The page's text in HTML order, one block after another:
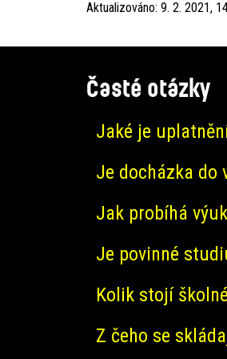
Aktualizováno: 9. 2. 2021,
Časté otázky
Jaké je
Je docházka do
Jak probíhá
Je povinné
Kolik stojí
Z čeho se